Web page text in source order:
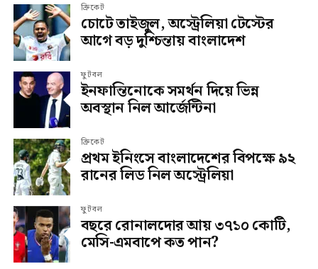
ক্রিকেট
চোটে তাইজুল, অস্ট্রেলিয়া টেস্টের
আগে বড় দুশ্চিন্তায় বাংলাদেশ
ফুটবল
ইনফান্তিনোকে সমর্থন দিয়ে ভিন্ন
অবস্থান নিল আর্জেন্টিনা
ক্রিকেট
প্রথম ইনিংসে বাংলাদেশের বিপক্ষে ৯২
রানের লিড নিল অস্ট্রেলিয়া
ফুটবল
বছরে রোনালদোর আয় ৩৭১০ কোটি,
মেসি-এমবাপে কত পান?